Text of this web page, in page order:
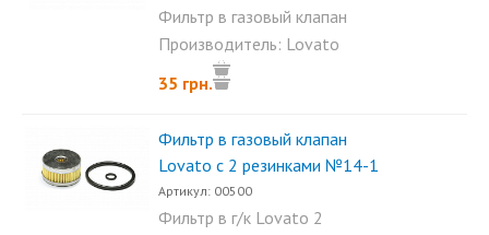
Фильтр в газовый клапан
Lovato. Подходит для...
Производитель: Lovato
35 грн.
Фильтр в газовый клапан
Lovato с 2 резинками №14-1
Артикул: 00500
Фильтр в г/к Lovato 2